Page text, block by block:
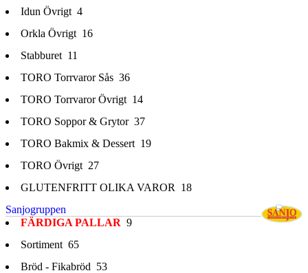
Idun Övrigt 4
Orkla Övrigt 16
Stabburet 11
TORO Torrvaror Sås 36
TORO Torrvaror Övrigt 14
TORO Soppor & Grytor 37
TORO Bakmix & Dessert 19
TORO Övrigt 27
GLUTENFRITT OLIKA VAROR
18
Sanjogruppen
FÄRDIGA PALLAR 9
Sortiment 65
Bröd - Fikabröd 53